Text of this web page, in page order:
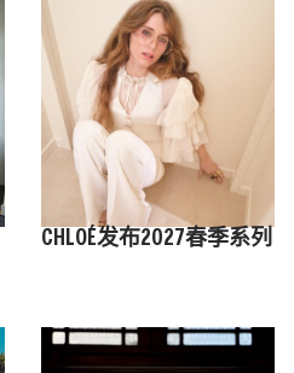
CHLOÉ发布2027春季系列